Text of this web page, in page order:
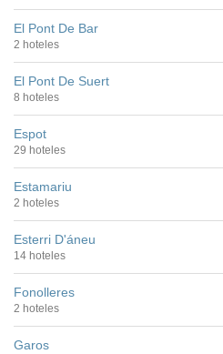
El Pont De Bar
2 hoteles
El Pont De Suert
8 hoteles
Espot
29 hoteles
Estamariu
2 hoteles
Esterri D'áneu
14 hoteles
Fonolleres
2 hoteles
Garos